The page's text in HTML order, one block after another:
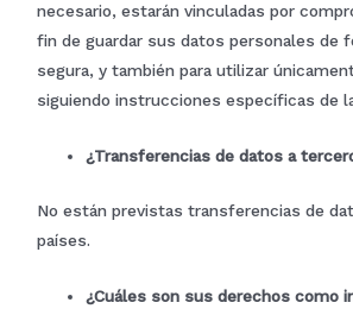
necesario, estarán vinculadas por
fin de guardar sus datos personales de
segura, y también para utilizar
siguiendo instrucciones específicas de
¿Transferencias de datos a
No están previstas transferencias de
países.
¿Cuáles son sus derechos como